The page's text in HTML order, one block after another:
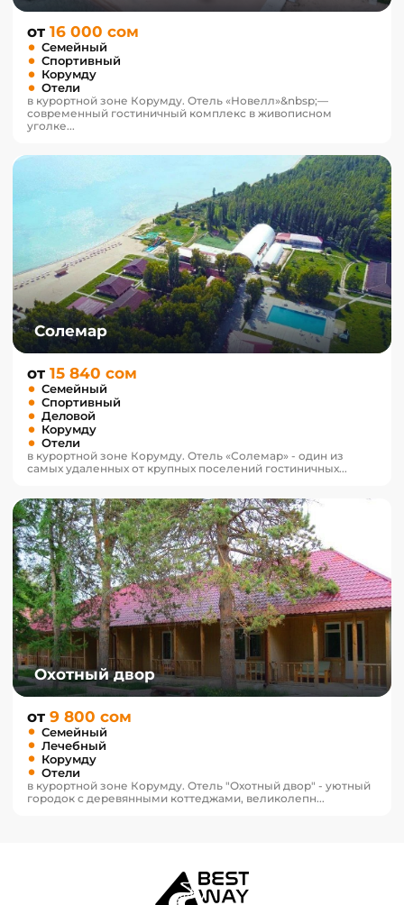
от 16 000 сом
Семейный
Спортивный
Корумду
Отели
в курортной зоне Корумду. Отель «Новелл»&nbsp;—
современный гостиничный комплекс в живописном
уголке...
Солемар
от 15 840 сом
Семейный
Спортивный
Деловой
Корумду
Отели
в курортной зоне Корумду. Отель «Солемар» - один из
самых удаленных от крупных поселений гостиничных...
Охотный двор
от 9 800 сом
Семейный
Лечебный
Корумду
Отели
в курортной зоне Корумду. Отель "Охотный двор" - уютный
городок с деревянными коттеджами, великолепн...